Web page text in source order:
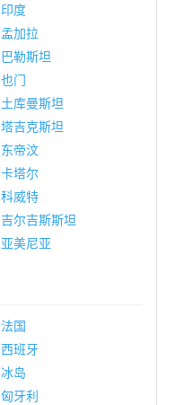
印度
孟加拉
巴勒斯坦
也门
土库曼斯坦
塔吉克斯坦
东帝汶
卡塔尔
科威特
吉尔吉斯斯坦
亚美尼亚
法国
西班牙
冰岛
匈牙利